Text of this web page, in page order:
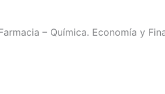
– Química. Economía y